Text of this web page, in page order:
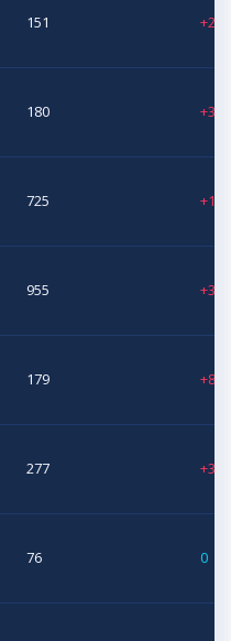
151 +2
180 +3
725 +1
955 +3
179 +8
277 +31
76 0